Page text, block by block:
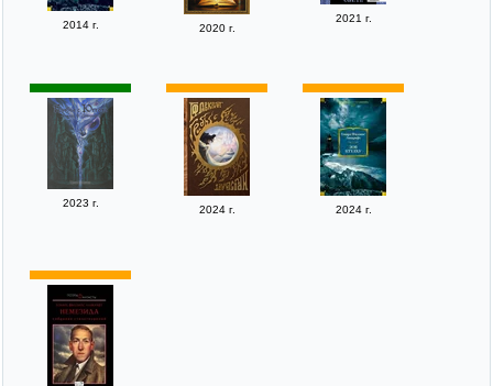
2014 г. 2020 г.
2021 г.
2023 г.
2024 г. 2024 г.